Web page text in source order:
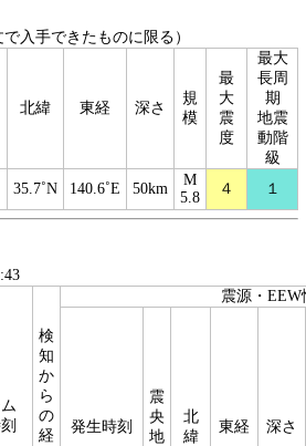
入手できたものに限る）
北緯 東経 深さ
規
模
最
大
震
度
最大
長周
期
地震
動階
級
35.7˚N 140.6˚E 50km
M
5.8
４ １
検
知
か
ら
の
経
震源・EEW
発生時刻
震
央
地
北
緯
東経 深さ